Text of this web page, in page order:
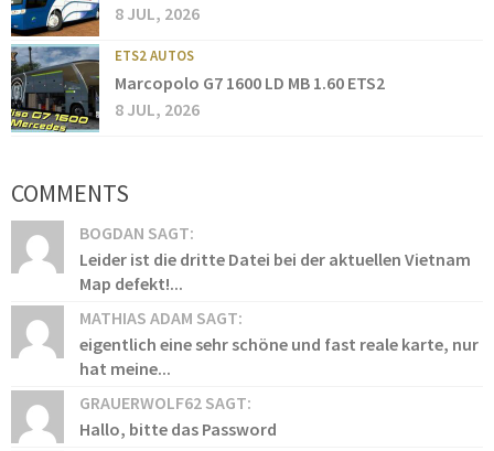
8 JUL, 2026
ETS2 AUTOS
Marcopolo G7 1600 LD MB 1.60 ETS2
8 JUL, 2026
COMMENTS
BOGDAN SAGT:
Leider ist die dritte Datei bei der aktuellen Vietnam
Map defekt!...
MATHIAS ADAM SAGT:
eigentlich eine sehr schöne und fast reale karte, nur
hat meine...
GRAUERWOLF62 SAGT:
Hallo, bitte das Password